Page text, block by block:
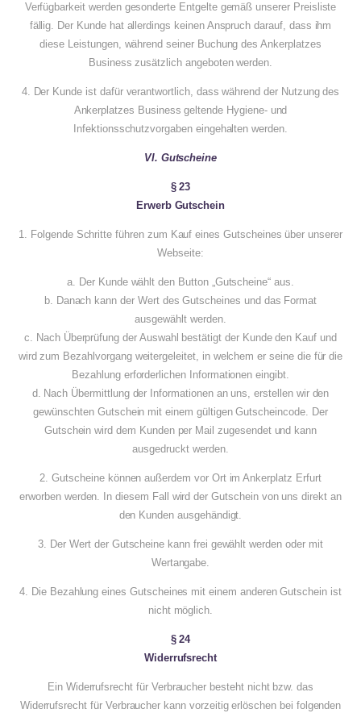
Verfügbarkeit werden gesonderte Entgelte gemäß unserer Preisliste
fällig. Der Kunde hat allerdings keinen Anspruch darauf, dass ihm
diese Leistungen, während seiner Buchung des Ankerplatzes
Business zusätzlich angeboten werden.
4. Der Kunde ist dafür verantwortlich, dass während der Nutzung des
Ankerplatzes Business geltende Hygiene- und
Infektionsschutzvorgaben eingehalten werden.
VI. Gutscheine
§ 23
Erwerb Gutschein
1. Folgende Schritte führen zum Kauf eines Gutscheines über unserer
Webseite:
a. Der Kunde wählt den Button „Gutscheine“ aus.
b. Danach kann der Wert des Gutscheines und das Format
ausgewählt werden.
c. Nach Überprüfung der Auswahl bestätigt der Kunde den Kauf und
wird zum Bezahlvorgang weitergeleitet, in welchem er seine die für die
Bezahlung erforderlichen Informationen eingibt.
d. Nach Übermittlung der Informationen an uns, erstellen wir den
gewünschten Gutschein mit einem gültigen Gutscheincode. Der
Gutschein wird dem Kunden per Mail zugesendet und kann
ausgedruckt werden.
2. Gutscheine können außerdem vor Ort im Ankerplatz Erfurt
erworben werden. In diesem Fall wird der Gutschein von uns direkt an
den Kunden ausgehändigt.
3. Der Wert der Gutscheine kann frei gewählt werden oder mit
Wertangabe.
4. Die Bezahlung eines Gutscheines mit einem anderen Gutschein ist
nicht möglich.
§ 24
Widerrufsrecht
Ein Widerrufsrecht für Verbraucher besteht nicht bzw. das
Widerrufsrecht für Verbraucher kann vorzeitig erlöschen bei folgenden